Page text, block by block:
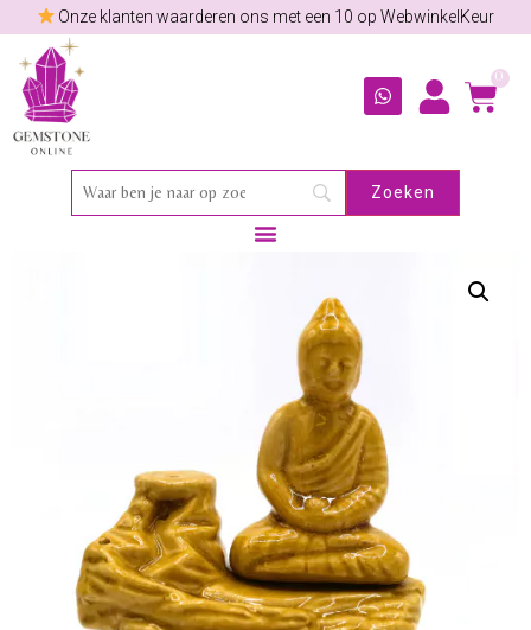
Onze klanten waarderen ons met een 10 op WebwinkelKeur
0